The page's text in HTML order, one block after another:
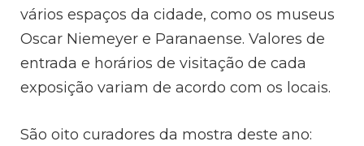
vários espaços da cidade, como os museus
Oscar Niemeyer e Paranaense. Valores de
entrada e horários de visitação de cada
exposição variam de acordo com os locais.
São oito curadores da mostra deste ano: